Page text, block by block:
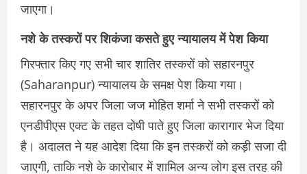
जाएगा।
नशे के तस्करों पर शिकंजा कसते हुए न्यायालय में पेश किया
गिरफ्तार किए गए सभी चार शातिर तस्करों को सहारनपुर
(Saharanpur) न्यायालय के समक्ष पेश किया गया।
सहारनपुर के अपर जिला जज मोहित शर्मा ने सभी तस्करों को
एनडीपीएस एक्ट के तहत दोषी पाते हुए जिला कारागार भेज दिया
है। अदालत ने यह आदेश दिया कि इन तस्करों को कड़ी सजा दी
जाएगी, ताकि नशे के कारोबार में शामिल अन्य लोग इस तरह की